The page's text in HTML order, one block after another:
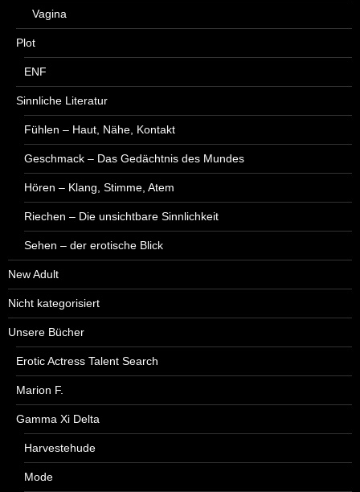
Vagina
Plot
ENF
Sinnliche Literatur
Fühlen – Haut, Nähe, Kontakt
Geschmack – Das Gedächtnis des Mundes
Hören – Klang, Stimme, Atem
Riechen – Die unsichtbare Sinnlichkeit
Sehen – der erotische Blick
New Adult
Nicht kategorisiert
Unsere Bücher
Erotic Actress Talent Search
Marion F.
Gamma Xi Delta
Harvestehude
Mode